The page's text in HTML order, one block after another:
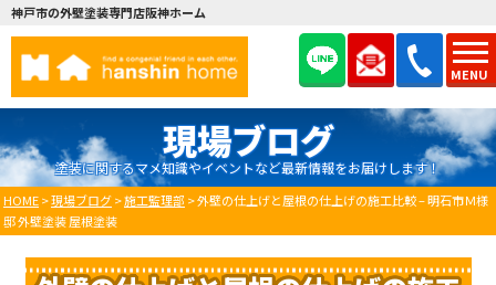
MENU
神戸市の外壁塗装専門店阪神ホーム
現場ブログ
塗装に関するマメ知識やイベントなど最新情報をお届けします！
HOME>現場ブログ>施工監理部 >外壁の仕上げと屋根の仕上げの施工比較 – 明石市Ｍ様
邸 外壁塗装 屋根塗装